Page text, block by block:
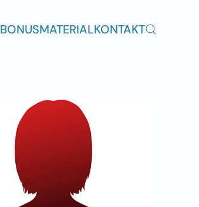
BONUSMATERIALKONTAKT